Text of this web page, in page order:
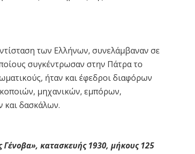
των Ελλήνων, συνελάμβαναν σε
συγκέντρωσαν στην Πάτρα το
ήταν και έφεδροι διαφόρων
μηχανικών, εμπόρων,
δασκάλων.
Γένοβα», κατασκευής 1930, μήκους 125